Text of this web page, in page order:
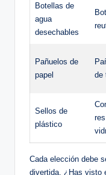
Botellas de
agua
desechables
Pañuelos de
papel
de
Sellos de
plástico
Cada elección debe
divertida. ¿Has visto